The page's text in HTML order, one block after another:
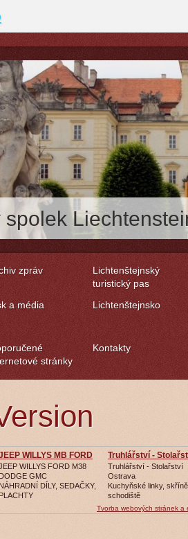
spolek
zpráv
Lichtenštejnský
turistický pas
a média Lichtenštejnsko
stránky
Kontakty
WILLYS MB FORD
GPW WILLYS FORD M38
DODGE GMC
NÁHRADNÍ DÍLY, SEDAČKY,
PLACHTY
Truhlářství -
Truhlářství - Stolařství
Ostrava
Kuchyňské linky,
schodiště
Tvorba webových stránek a